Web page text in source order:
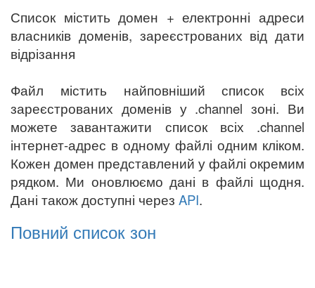
Список містить домен + електронні адреси
власників доменів, зареєстрованих від дати
відрізання
Файл містить найповніший список всіх
зареєстрованих доменів у .channel зоні. Ви
можете завантажити список всіх .channel
інтернет-адрес в одному файлі одним кліком.
Кожен домен представлений у файлі окремим
рядком. Ми оновлюємо дані в файлі щодня.
Дані також доступні через API.
Повний список зон